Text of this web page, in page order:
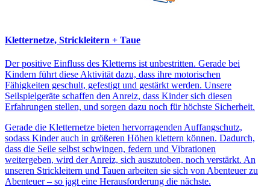
Kletternetze, Strickleitern + Taue
Der positive Einfluss des Kletterns ist unbestritten. Gerade bei
Kindern führt diese Aktivität dazu, dass ihre motorischen
Fähigkeiten geschult, gefestigt und gestärkt werden. Unsere
Seilspielgeräte schaffen den Anreiz, dass Kinder sich diesen
Erfahrungen stellen, und sorgen dazu noch für höchste Sicherheit.
Gerade die Kletternetze bieten hervorragenden Auffangschutz,
sodass Kinder auch in größeren Höhen klettern können. Dadurch,
dass die Seile selbst schwingen, federn und Vibrationen
weitergeben, wird der Anreiz, sich auszutoben, noch verstärkt. An
unseren Strickleitern und Tauen arbeiten sie sich von Abenteuer zu
Abenteuer – so jagt eine Herausforderung die nächste.